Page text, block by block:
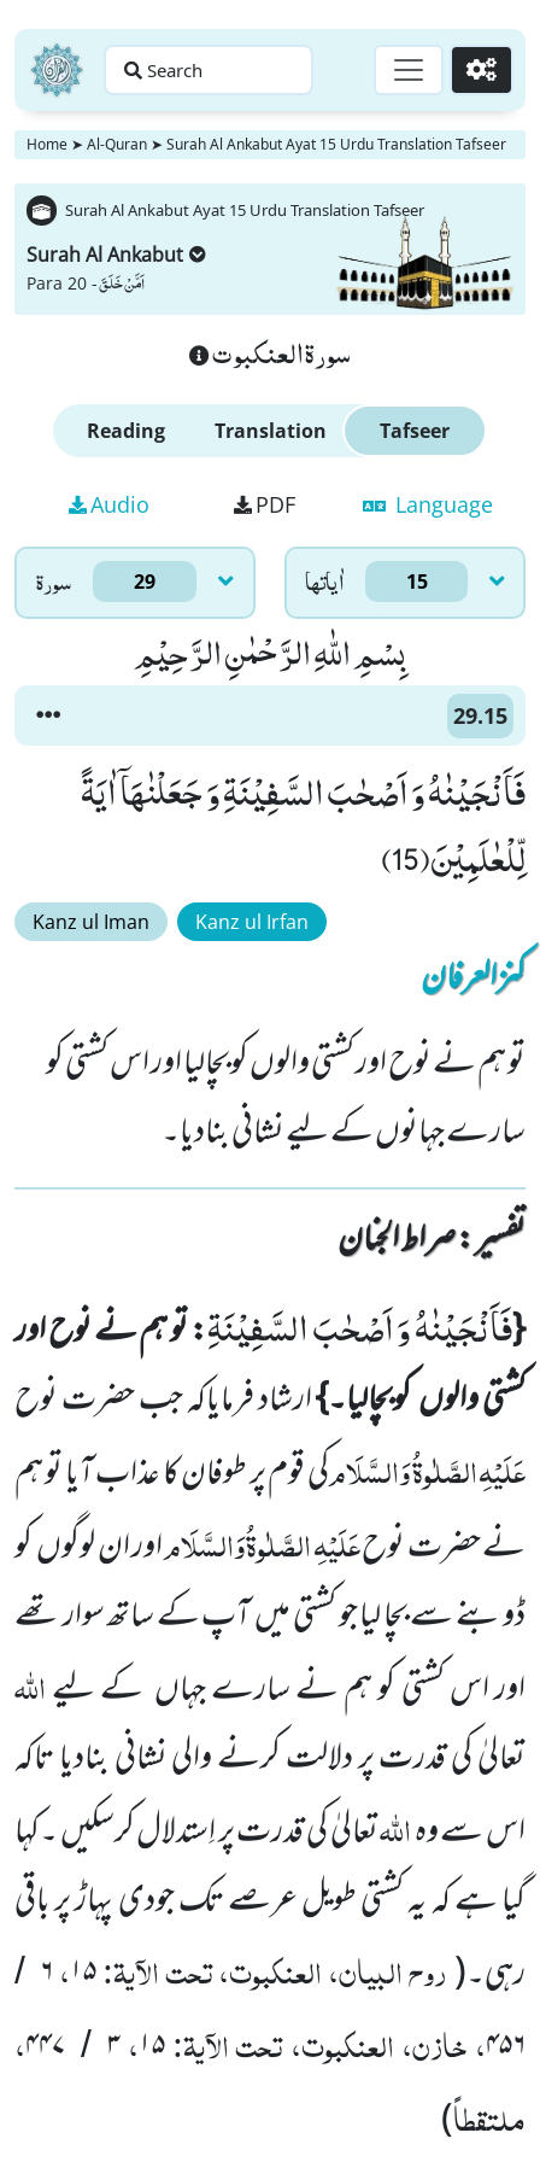
Search Go
Home ➤ Al-Quran ➤ Surah Al Ankabut Ayat 15 Urdu Translation Tafseer
Surah Al Ankabut Ayat 15 Urdu Translation Tafseer
Surah Al Ankabut
Para 20 -اَمَّنْ خَلَقَ
سورة العنكبوت
Reading Translation Tafseer
Audio PDF Language
سورۃ 29 اٰياتها 15
بِسْمِ اللّٰهِ الرَّحْمٰنِ الرَّحِیْمِ
29.15
فَاَنْجَیْنٰهُ وَ اَصْحٰبَ السَّفِیْنَةِ وَ جَعَلْنٰهَاۤ اٰیَةً
لِّلْعٰلَمِیْنَ(15)
Kanz ul Iman Kanz ul Irfan
کنزالعرفان
تو ہم نے نوح اور کشتی والوں کوبچالیا اور اس کشتی کو
سارے جہانوں کے لیے نشانی بنادیا۔
تفسیر : ‎صراط الجنان
{فَاَنْجَیْنٰهُ وَ اَصْحٰبَ السَّفِیْنَةِ: تو ہم نے نوح اور
کشتی والوں کوبچالیا۔}ارشاد فرمایاکہ جب حضرت نوح
عَلَیْہِالصَّلٰوۃُوَالسَّلَامکی قوم پر طوفان کا عذاب آیا تو ہم
نے حضرت نوحعَلَیْہِالصَّلٰوۃُوَالسَّلَاماور ان لوگوں کو
ڈوبنے سے بچا لیا جو کشتی میں آپ کے ساتھ سوار تھے
اور اس کشتی کو ہم نے سارے جہاں کے لیےاللہ
تعالیٰ کی قدرت پر دلالت کرنے والی نشانی بنادیا تاکہ
اس سے وہاللہتعالیٰ کی قدرت پر اِستدلال کرسکیں ۔کہا
گیا ہے کہ یہ کشتی طویل عرصے تک جودی پہاڑ پر باقی
رہی۔(روح البیان، العنکبوت، تحت الآیۃ:۱۵،۶ /
۴۵۶، خازن، العنکبوت، تحت الآیۃ:۱۵،۳ / ۴۴۷،
ملتقطاً)